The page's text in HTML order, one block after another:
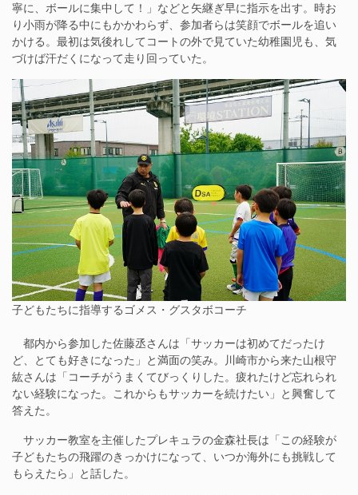
寧に、ボールに集中して！」などと矢継ぎ早に指示を出す。時お
り小雨が降る中にもかかわらず、参加者らは笑顔でボールを追い
かける。最初は気後れしてコートの外で見ていた幼稚園児も、気
づけば汗だくになって走り回っていた。
子どもたちに指導するゴメス・グスタボコーチ
都内から参加した佐藤丞さんは「サッカーは初めてだったけ
ど、とても好きになった」と満面の笑み。川崎市から来た山根守
紘さんは「コーチがうまくてびっくりした。疲れたけど忘れられ
ない経験になった。これからもサッカーを続けたい」と興奮して
答えた。
サッカー教室を主催したプレキュラの金森社長は「この経験が
子どもたちの飛躍のきっかけになって、いつか海外にも挑戦して
もらえたら」と話した。